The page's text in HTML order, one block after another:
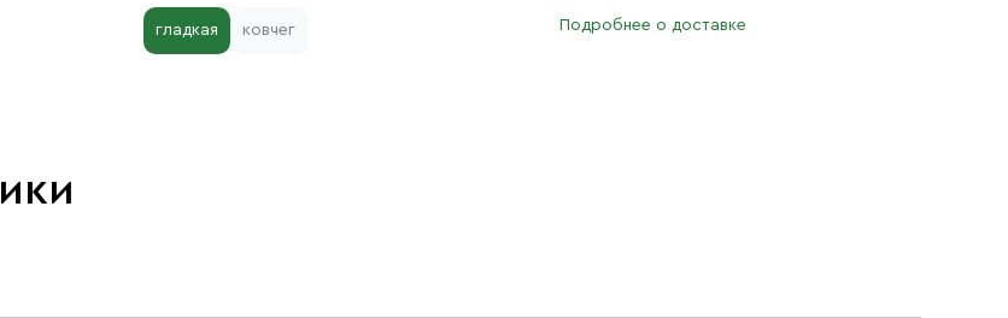
гладкая ковчег Подробнее о доставке